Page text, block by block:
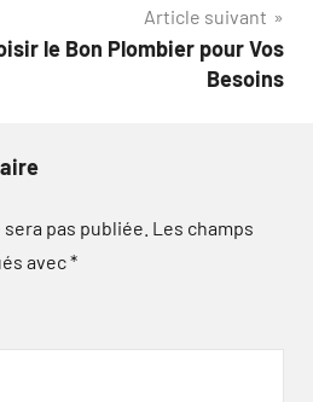
Article suivant
le Bon Plombier pour Vos
Besoins
pas publiée. Les champs
avec*